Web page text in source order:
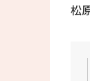
松